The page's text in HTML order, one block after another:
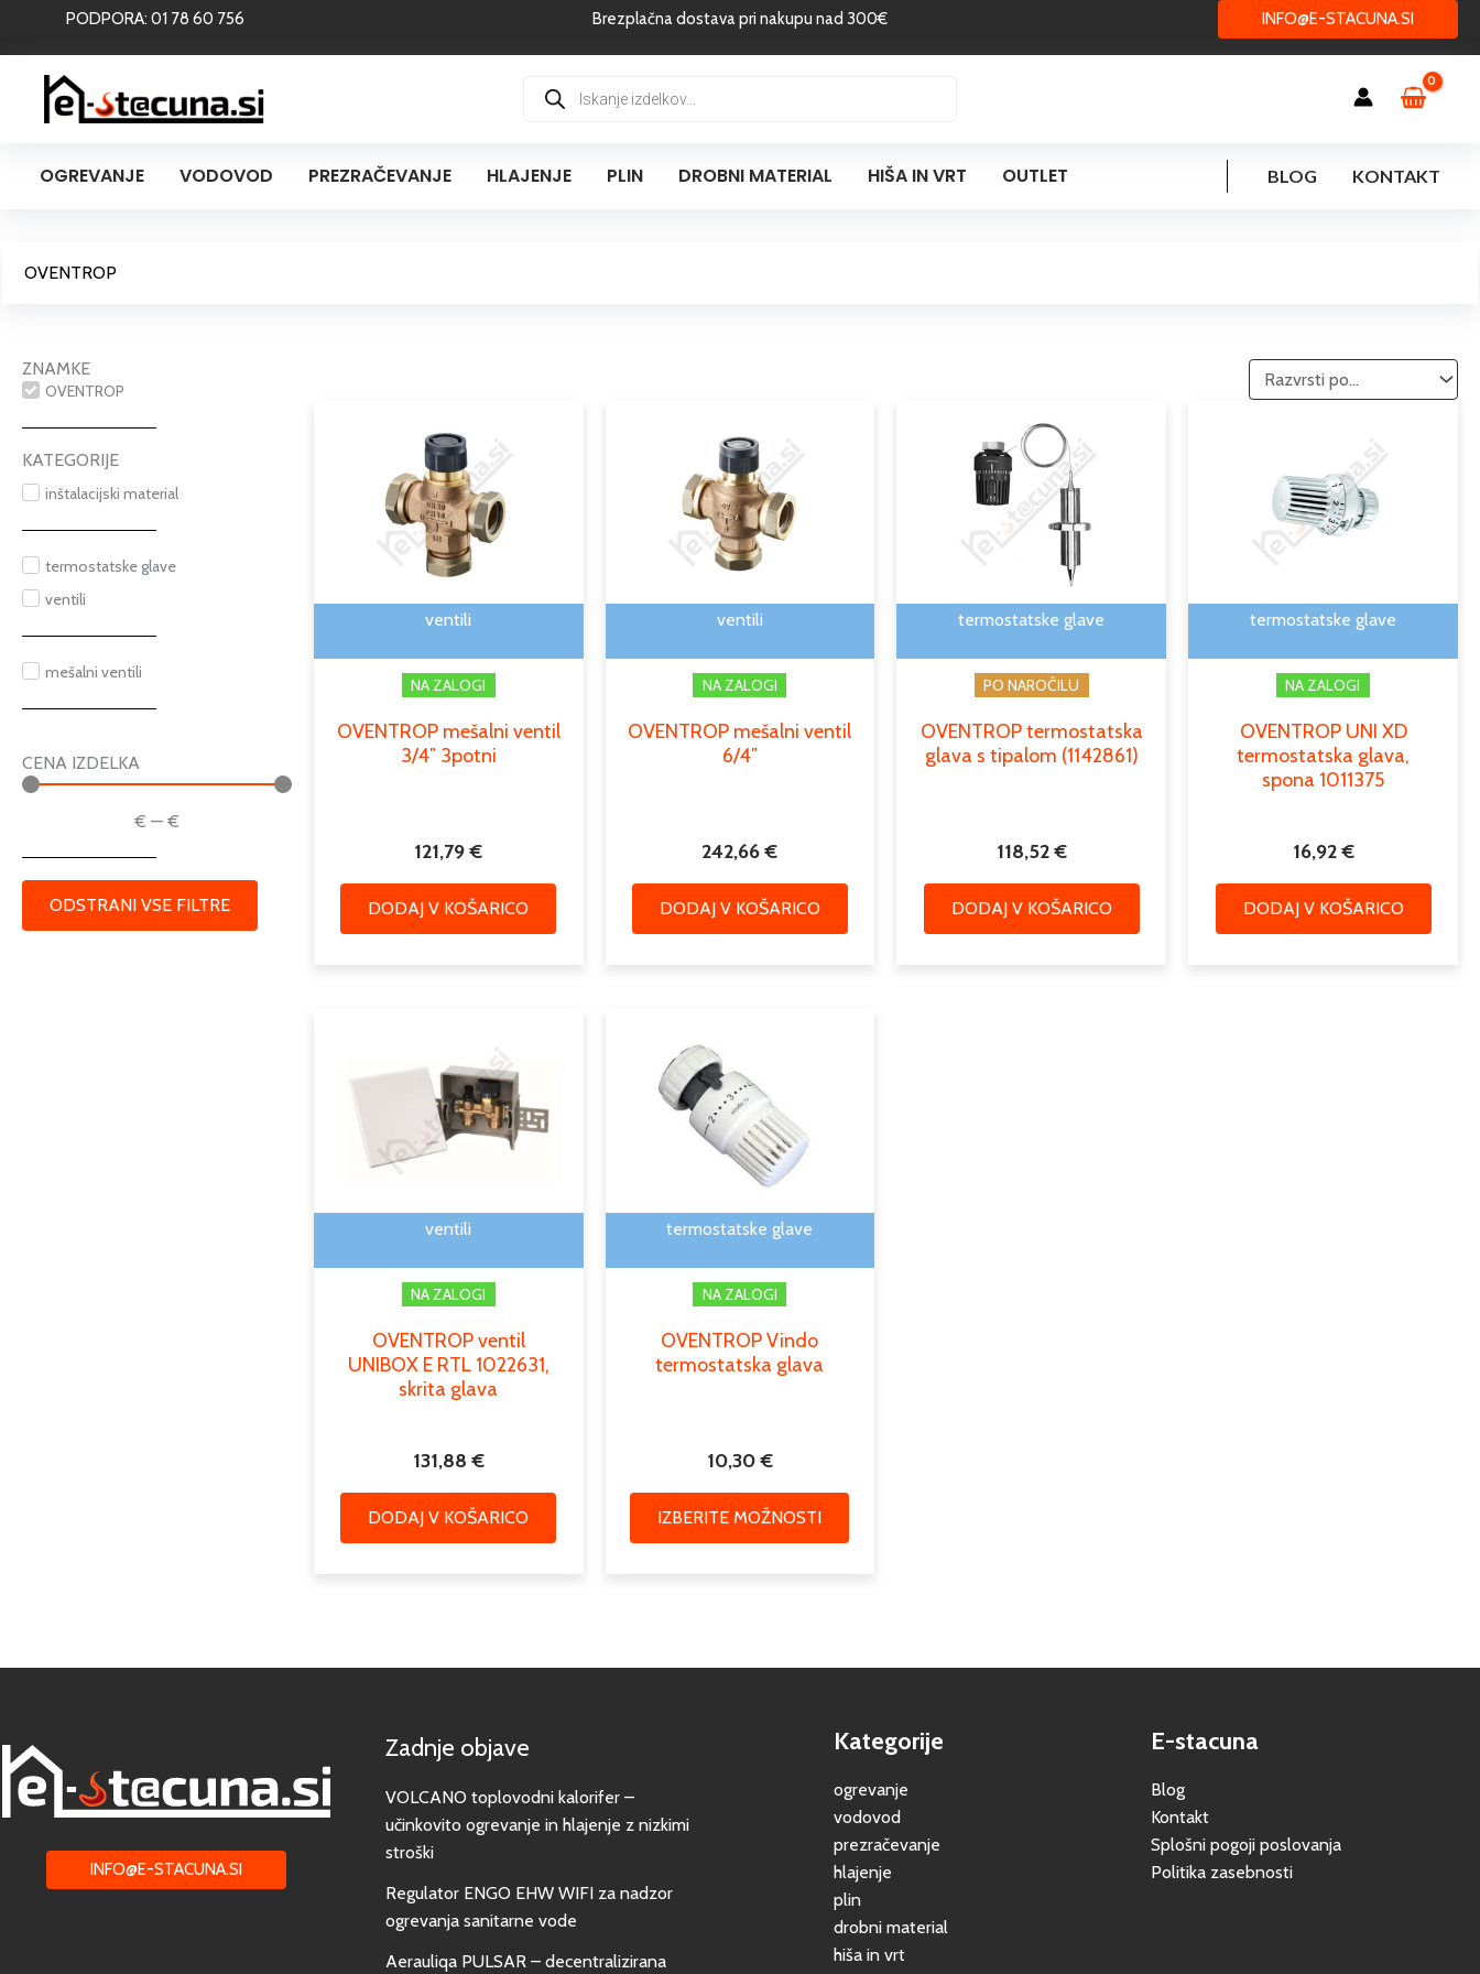
PODPORA: 01 78 60 756 Brezplačna dostava pri nakupu nad 300€ INFO@E-STACUNA.SI
search
OGREVANJE VODOVOD PREZRAČEVANJE HLAJENJE PLIN DROBNI MATERIAL HIŠA IN VRT OUTLET BLOG KONTAKT
OVENTROP
ZNAMKE
OVENTROP
KATEGORIJE
inštalacijski material
termostatske glave
ventili
mešalni ventili
CENA IZDELKA
€ — €
ODSTRANI VSE FILTRE
ventili
NA ZALOGI
OVENTROP mešalni ventil
3/4″ 3potni
121,79€
DODAJ V KOŠARICO
ventili
NA ZALOGI
OVENTROP mešalni ventil
6/4″
242,66€
DODAJ V KOŠARICO
termostatske glave
PO NAROČILU
OVENTROP termostatska
glava s tipalom (1142861)
118,52€
DODAJ V KOŠARICO
termostatske glave
NA ZALOGI
OVENTROP UNI XD
termostatska glava,
spona 1011375
16,92€
DODAJ V KOŠARICO
ventili
NA ZALOGI
OVENTROP ventil
UNIBOX E RTL 1022631,
skrita glava
131,88 €
DODAJ V KOŠARICO
termostatske glave
NA ZALOGI
OVENTROP Vindo
termostatska glava
10,30€
IZBERITE MOŽNOSTI
izberete
strani
INFO@E-STACUNA.SI
Zadnje objave
VOLCANO toplovodni kalorifer –
učinkovito ogrevanje in hlajenje z nizkimi
stroški
Regulator ENGO EHW WIFI za nadzor
ogrevanja sanitarne vode
Aerauliqa PULSAR – decentralizirana
Kategorije
ogrevanje
vodovod
prezračevanje
hlajenje
plin
drobni material
hiša in vrt
E-stacuna
Blog
Kontakt
Splošni pogoji poslovanja
Politika zasebnosti